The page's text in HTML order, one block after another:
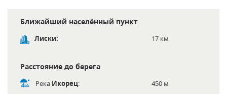
Ближайший населённый пункт
Лиски: 17 км
Расстояние до берега
Река Икорец: 450 м